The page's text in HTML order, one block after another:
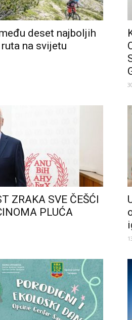
deset najboljih
na svijetu
ZRAKA SVE ČEŠĆI
PLUĆA